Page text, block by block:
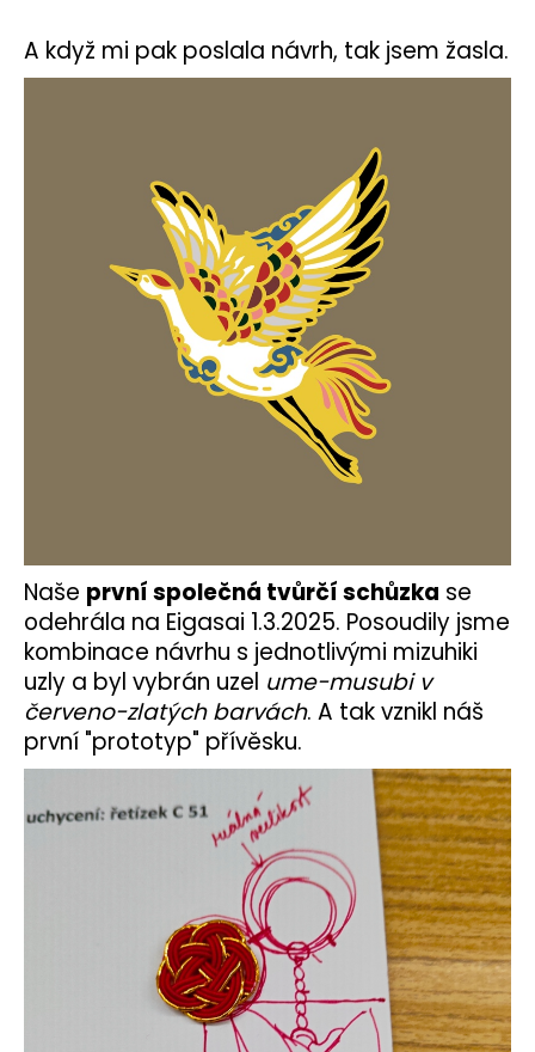
A když mi pak poslala návrh, tak jsem žasla.
Naše první společná tvůrčí schůzka se
odehrála na Eigasai 1.3.2025. Posoudily jsme
kombinace návrhu s jednotlivými mizuhiki
uzly a byl vybrán uzel ume-musubi v
červeno-zlatých barvách. A tak vznikl náš
první "prototyp" přívěsku.